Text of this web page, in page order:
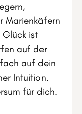
Marienkäfern
Glück ist
auf der
auf dein
Intuition.
für dich.